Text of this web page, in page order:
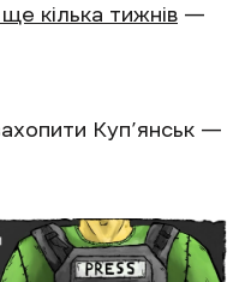
кілька тижнів —
Куп’янськ —